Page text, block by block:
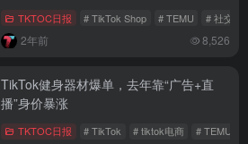
TKTOC日报 # TikTok Shop # TEMU # 社交媒
2年前 8,526
TikTok健身器材爆单，去年靠“广告+直
播”身价暴涨
TKTOC日报 # TikTok # tiktok电商 # TEMU